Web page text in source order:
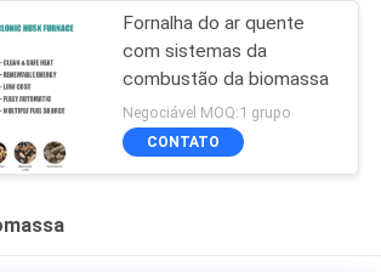
Fornalha do ar quente
com sistemas da
combustão da biomassa
Negociável MOQ:1 grupo
CONTATO